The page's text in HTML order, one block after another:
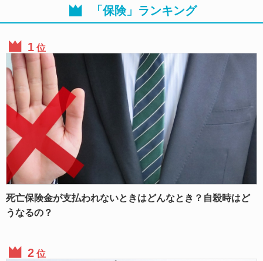
「保険」ランキング
位
死亡保険金が支払われないときはどんなとき？自殺時はど
うなるの？
位